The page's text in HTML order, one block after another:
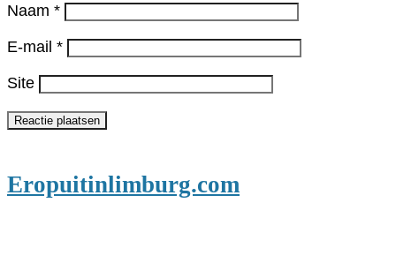
Naam *
E-mail *
Site
Eropuitinlimburg.com